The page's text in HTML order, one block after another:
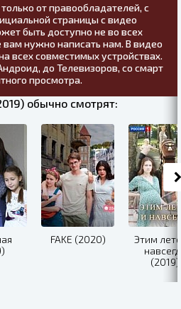
от правообладателей, с
страницы с видео
быть доступно не во всех
вам нужно написать нам. В видео
всех совместимых устройствах.
до Телевизоров, со смарт
просмотра.
обычно смотрят:
FAKE (2020)
Этим
(2019)